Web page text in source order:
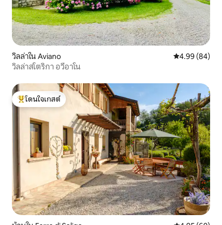
วิลล่าใน Aviano คะแนนเฉลี่ย
4.99 (84)
วิลล่าสโตริกา อวีอาโน
โดนใจเกสต์ที่สุด
โดนใจเกสต์